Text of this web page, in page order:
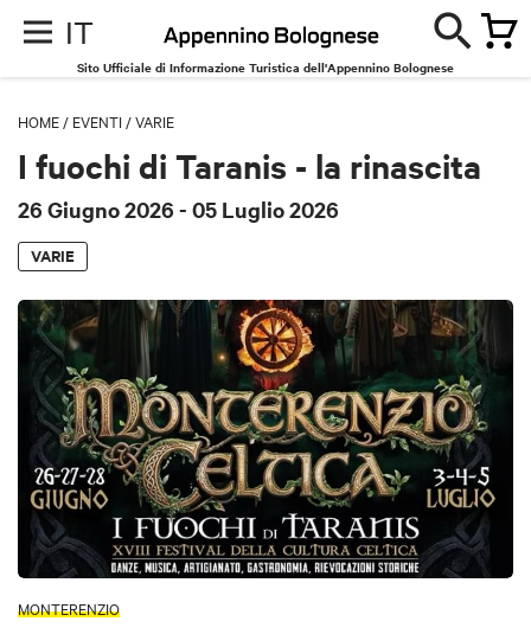
IT
Sito Ufficiale di Informazione Turistica dell'Appennino Bolognese
HOME / EVENTI /VARIE
I fuochi di Taranis - la rinascita
26 Giugno 2026 - 05 Luglio 2026
VARIE
MONTERENZIO